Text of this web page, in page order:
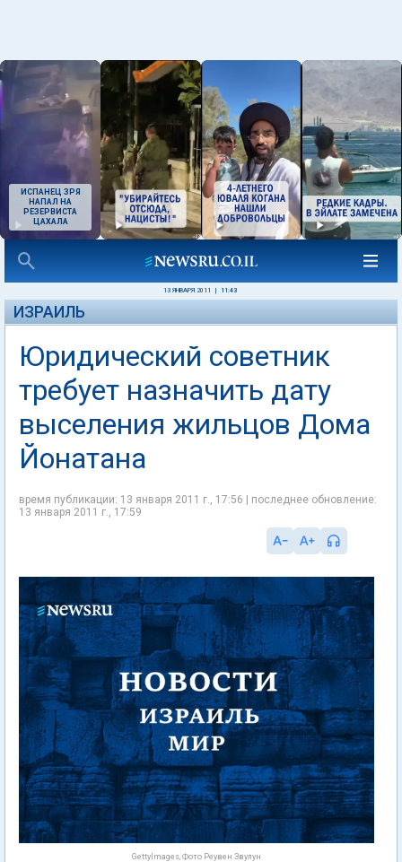
ИСПАНЕЦ ЗРЯ
НАПАЛ НА
РЕЗЕРВИСТА
ЦАХАЛА
13 ЯНВАРЯ 2011 11:43
ИЗРАИЛЬ
Юридический советник
требует назначить дату
выселения жильцов Дома
Йонатана
время публикации: 13 января 2011 г., 17:56 | последнее обновление:
13 января 2011 г., 17:59
GettyImages, Фото Реувен Звулун